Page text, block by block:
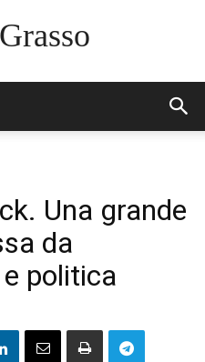
Una grande
da
politica